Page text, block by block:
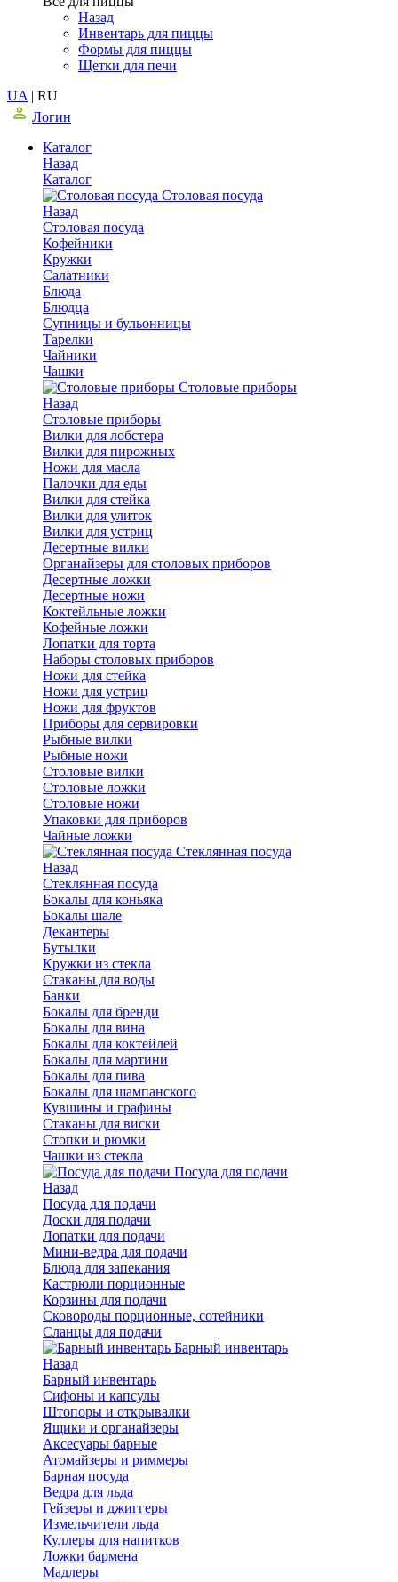
Назад
Инвентарь для пиццы
Формы для пиццы
Щетки для печи
UA | RU
Логин
Каталог
Назад
Каталог
Столовая посуда
Назад
Столовая посуда
Кофейники
Кружки
Салатники
Блюда
Блюдца
Супницы и бульонницы
Тарелки
Чайники
Чашки
Cтоловые приборы
Назад
Cтоловые приборы
Вилки для лобстера
Вилки для пирожных
Ножи для масла
Палочки для еды
Вилки для стейка
Вилки для улиток
Вилки для устриц
Десертные вилки
Органайзеры для столовых приборов
Десертные ложки
Десертные ножи
Коктейльные ложки
Кофейные ложки
Лопатки для торта
Наборы столовых приборов
Ножи для стейка
Ножи для устриц
Ножи для фруктов
Приборы для сервировки
Рыбные вилки
Рыбные ножи
Столовые вилки
Столовые ложки
Столовые ножи
Упаковки для приборов
Чайные ложки
Стеклянная посуда
Назад
Стеклянная посуда
Бокалы для коньяка
Бокалы шале
Декантеры
Бутылки
Кружки из стекла
Стаканы для воды
Банки
Бокалы для бренди
Бокалы для вина
Бокалы для коктейлей
Бокалы для мартини
Бокалы для пива
Бокалы для шампанского
Кувшины и графины
Стаканы для виски
Стопки и рюмки
Чашки из стекла
Посуда для подачи
Назад
Посуда для подачи
Доски для подачи
Лопатки для подачи
Мини-ведра для подачи
Блюда для запекания
Кастрюли порционные
Корзины для подачи
Сковороды порционные, сотейники
Сланцы для подачи
Барный инвентарь
Назад
Барный инвентарь
Сифоны и капсулы
Штопоры и открывалки
Ящики и органайзеры
Аксесуары барные
Атомайзеры и риммеры
Барная посуда
Ведра для льда
Гейзеры и джиггеры
Измельчители льда
Куллеры для напитков
Ложки бармена
Мадлеры